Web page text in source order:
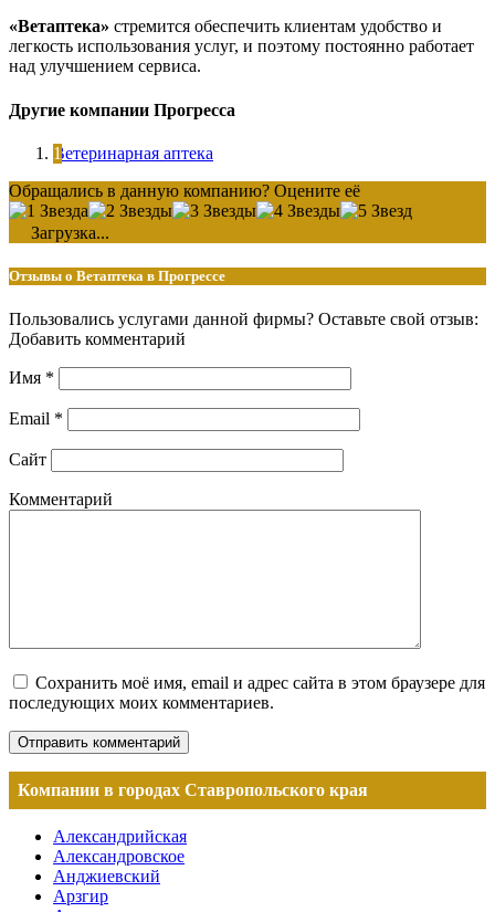
«Ветаптека» стремится обеспечить клиентам удобство и
легкость использования услуг, и поэтому постоянно работает
над улучшением сервиса.
Другие компании Прогресса
Ветеринарная аптека
Обращались в данную компанию? Оцените её
Загрузка...
Отзывы о Ветаптека в Прогрессе
Пользовались услугами данной фирмы? Оставьте свой отзыв:
Добавить комментарий
Имя *
Email *
Сайт
Комментарий
Сохранить моё имя, email и адрес сайта в этом браузере для
последующих моих комментариев.
Компании в городах Ставропольского края
Александрийская
Александровское
Анджиевский
Арзгир